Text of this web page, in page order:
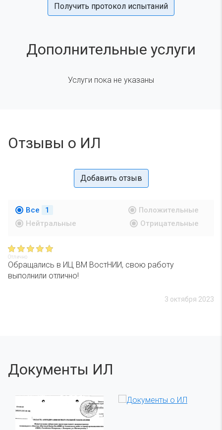
Получить протокол испытаний
Дополнительные услуги
Услуги пока не указаны
Отзывы о ИЛ
Добавить отзыв
Все 1
Положительные
Нейтральные
Отрицательные
Отлично
Обращались в ИЦ ВМ ВостНИИ, свою работу
выполнили отлично!
3 октября 2023
Документы ИЛ